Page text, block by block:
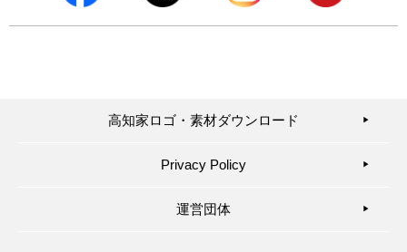
高知家ロゴ・素材ダウンロード ▶︎
Privacy Policy ▶︎
運営団体 ▶︎